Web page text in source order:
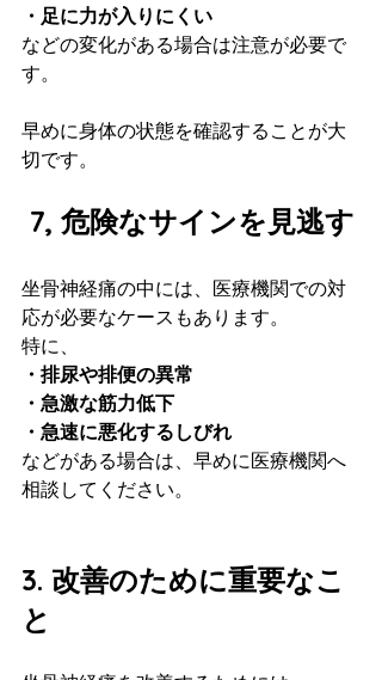
・足に力が入りにくい
などの変化がある場合は注意が必要で
す。
早めに身体の状態を確認することが大
切です。
7, 危険なサインを見逃す
坐骨神経痛の中には、医療機関での対
応が必要なケースもあります。
特に、
・排尿や排便の異常
・急激な筋力低下
・急速に悪化するしびれ
などがある場合は、早めに医療機関へ
相談してください。
3. 改善のために重要なこ
と